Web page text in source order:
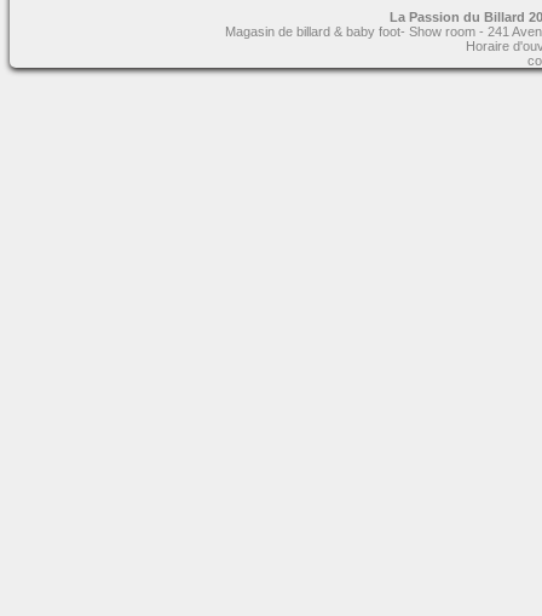
La Passion du Billard
Magasin de billard & baby foot- Show room - 241
Horaire